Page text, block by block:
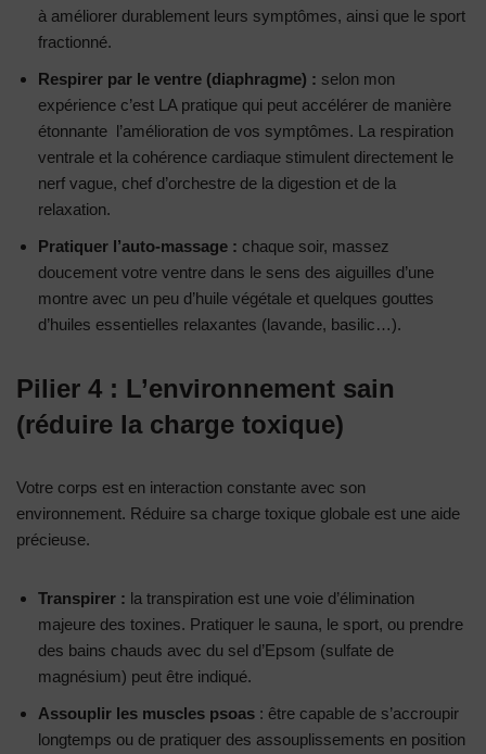
à améliorer durablement leurs symptômes, ainsi que le sport
fractionné.
Respirer par le ventre (diaphragme) : selon mon
expérience c’est LA pratique qui peut accélérer de manière
étonnante l’amélioration de vos symptômes. La respiration
ventrale et la cohérence cardiaque stimulent directement le
nerf vague, chef d’orchestre de la digestion et de la
relaxation.
Pratiquer l’auto-massage : chaque soir, massez
doucement votre ventre dans le sens des aiguilles d’une
montre avec un peu d’huile végétale et quelques gouttes
d’huiles essentielles relaxantes (lavande, basilic…).
Pilier 4 : L’environnement sain
(réduire la charge toxique)
Votre corps est en interaction constante avec son
environnement. Réduire sa charge toxique globale est une aide
précieuse.
Transpirer : la transpiration est une voie d’élimination
majeure des toxines. Pratiquer le sauna, le sport, ou prendre
des bains chauds avec du sel d’Epsom (sulfate de
magnésium) peut être indiqué.
Assouplir les muscles psoas : être capable de s’accroupir
longtemps ou de pratiquer des assouplissements en position